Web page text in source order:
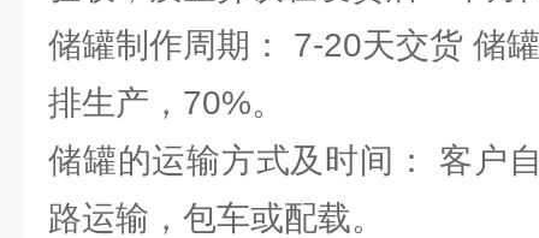
储罐制作周期： 7-20天交货 储
排生产，70%。
储罐的运输方式及时间： 客户
路运输，包车或配载。